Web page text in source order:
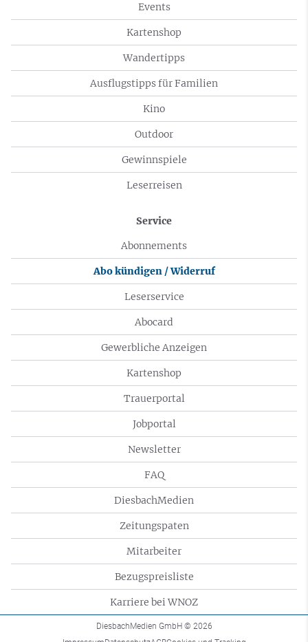
Events
Kartenshop
Wandertipps
Ausflugstipps für Familien
Kino
Outdoor
Gewinnspiele
Leserreisen
Service
Abonnements
Abo kündigen / Widerruf
Leserservice
Abocard
Gewerbliche Anzeigen
Kartenshop
Trauerportal
Jobportal
Newsletter
FAQ
DiesbachMedien
Zeitungspaten
Mitarbeiter
Bezugspreisliste
Karriere bei WNOZ
DiesbachMedien GmbH © 2026